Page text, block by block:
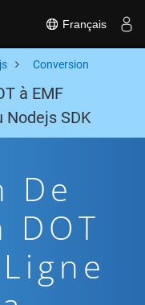
Français
Conversion
à EMF
Nodejs SDK
De
DOT